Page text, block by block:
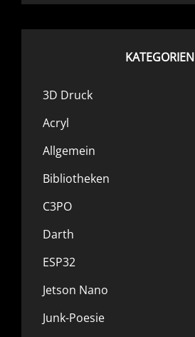
KATEGORIEN
3D Druck
Acryl
Allgemein
Bibliotheken
C3PO
Darth
ESP32
Jetson Nano
Junk-Poesie